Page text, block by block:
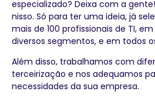
especializado? Deixa com a
nisso. Só para ter uma ideia, já
mais de 100 profissionais de TI,
diversos segmentos, e em todos
Além disso, trabalhamos com
terceirização e nos adequamos
necessidades da sua empresa.